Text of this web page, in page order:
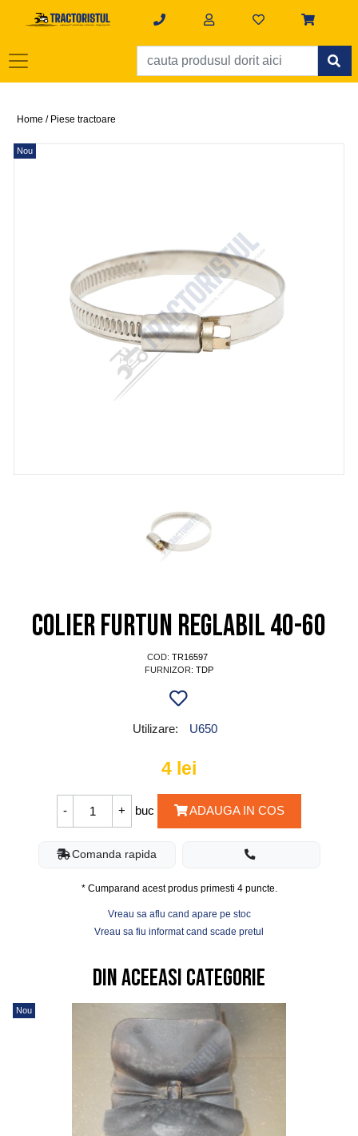
Home / Piese tractoare
Nou
Colier furtun reglabil 40-60
COD: TR16597
FURNIZOR: TDP
Utilizare: U650
4 lei
buc ADAUGA IN COS
Comanda rapida
* Cumparand acest produs primesti 4puncte.
Vreau sa aflu cand apare pe stoc
Vreau sa fiu informat cand scade pretul
Din aceeasi categorie
Nou